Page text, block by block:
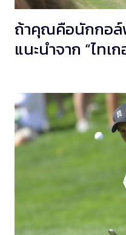
ถ้าคุณคือนักกอล์
แนะนำจาก “ไท